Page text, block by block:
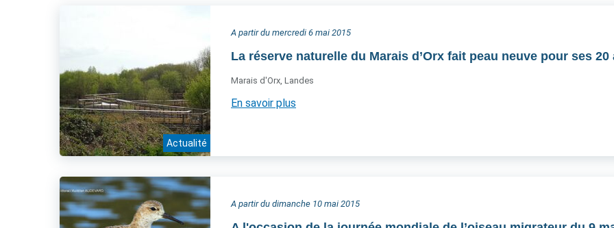
Actualité
A partir du mercredi 6 mai 2015
La réserve naturelle du Marais d’Orx fait peau neuve pour ses 20
Marais d'Orx, Landes
En savoir plus
A partir du dimanche 10 mai 2015